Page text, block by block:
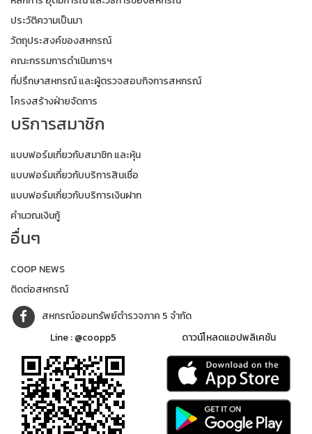
ประวัติความเป็นมา
วัตถุประสงค์ของสหกรณ์
คณะกรรมการดำเนินการฯ
ที่ปรึกษาสหกรณ์ และผู้ตรวจสอบกิจการสหกรณ์
โครงสร้างฝ่ายจัดการ
บริการสมาชิก
แบบฟอร์มเกี่ยวกับสมาชิก และหุ้น
แบบฟอร์มเกี่ยวกับบริการสินเชื่อ
แบบฟอร์มเกี่ยวกับบริการเงินฝาก
คำนวณเงินกู้
อื่นๆ
COOP NEWS
ติดต่อสหกรณ์
สหกรณ์ออมทรัพย์ตำรวจภาค 5 จำกัด
Line : @coopp5
ดาวน์โหลดแอปพลิเคชัน